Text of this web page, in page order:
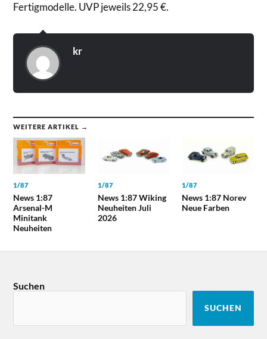
Fertigmodelle. UVP jeweils 22,95 €.
kr
WEITERE ARTIKEL →
1/87
News 1:87
Arsenal-M
Minitank
Neuheiten
1/87
News 1:87 Wiking
Neuheiten Juli
2026
1/87
News 1:87 Norev
Neue Farben
Suchen
SUCHEN